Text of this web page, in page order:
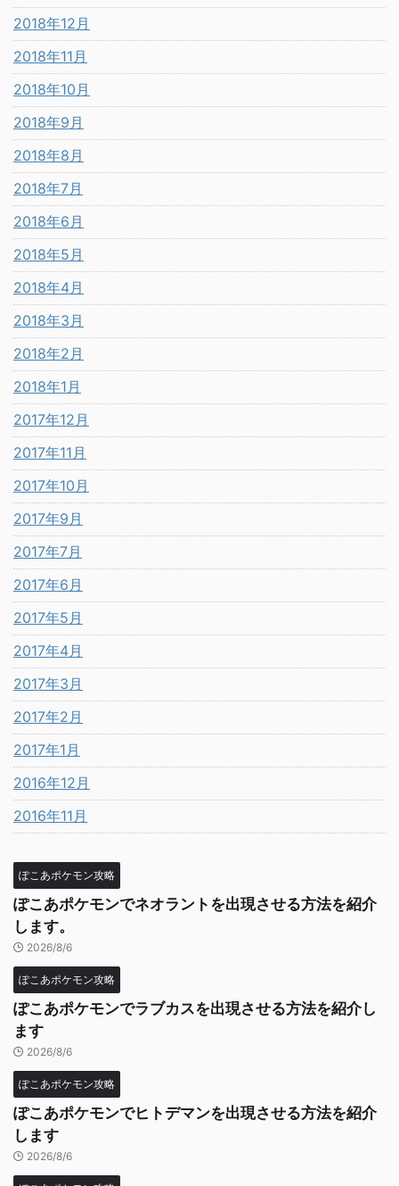
2018年12月
2018年11月
2018年10月
2018年9月
2018年8月
2018年7月
2018年6月
2018年5月
2018年4月
2018年3月
2018年2月
2018年1月
2017年12月
2017年11月
2017年10月
2017年9月
2017年7月
2017年6月
2017年5月
2017年4月
2017年3月
2017年2月
2017年1月
2016年12月
2016年11月
ぽこあポケモン攻略
ぽこあポケモンでネオラントを出現させる方法を紹介
します。
2026/8/6
ぽこあポケモン攻略
ぽこあポケモンでラブカスを出現させる方法を紹介し
ます
2026/8/6
ぽこあポケモン攻略
ぽこあポケモンでヒトデマンを出現させる方法を紹介
します
2026/8/6